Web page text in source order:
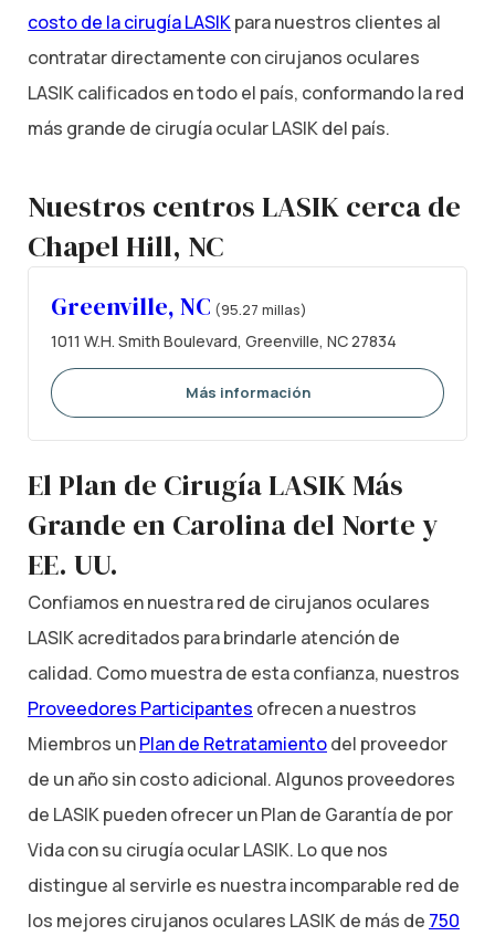
costo de la cirugía LASIKpara nuestros clientes al
contratar directamente con cirujanos oculares
LASIK calificados en todo el país, conformando la red
más grande de cirugía ocular LASIK del país.
Nuestros centros LASIK cerca de
Chapel Hill, NC
Greenville, NC (95.27 millas)
1011 W.H. Smith Boulevard, Greenville, NC 27834
Más información
El Plan de Cirugía LASIK Más
Grande en Carolina del Norte y
EE. UU.
Confiamos en nuestra red de cirujanos oculares
LASIK acreditados para brindarle atención de
calidad. Como muestra de esta confianza, nuestros
Proveedores Participantes ofrecen a nuestros
Miembros unPlan de Retratamientodel proveedor
de un año sin costo adicional. Algunos proveedores
de LASIK pueden ofrecer un Plan de Garantía de por
Vida con su cirugía ocular LASIK. Lo que nos
distingue al servirle es nuestra incomparable red de
los mejores cirujanos oculares LASIK de más de 750